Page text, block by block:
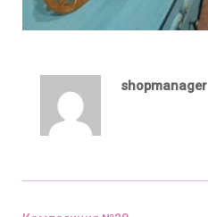
shopmanager